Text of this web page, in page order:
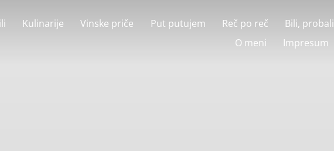
Kulinarije Vinske priče Put putujem Reč po reč Bili, probali
O meni
Impresum